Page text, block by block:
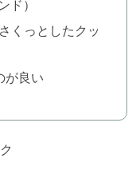
ド）
くっとしたクッ
が良い